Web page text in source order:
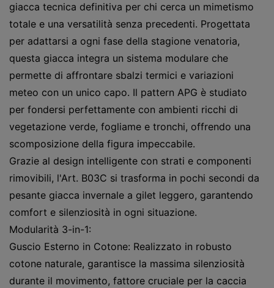
giacca tecnica definitiva per chi cerca un mimetismo
totale e una versatilità senza precedenti. Progettata
per adattarsi a ogni fase della stagione venatoria,
questa giacca integra un sistema modulare che
permette di affrontare sbalzi termici e variazioni
meteo con un unico capo. Il pattern APG è studiato
per fondersi perfettamente con ambienti ricchi di
vegetazione verde, fogliame e tronchi, offrendo una
scomposizione della figura impeccabile.
Grazie al design intelligente con strati e componenti
rimovibili, l'Art. B03C si trasforma in pochi secondi da
pesante giacca invernale a gilet leggero, garantendo
comfort e silenziosità in ogni situazione.
Modularità 3-in-1:
Guscio Esterno in Cotone: Realizzato in robusto
cotone naturale, garantisce la massima silenziosità
durante il movimento, fattore cruciale per la caccia